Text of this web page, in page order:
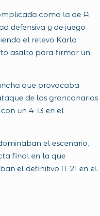
como la de A
defensiva y de juego
el relevo Karla
asalto para firmar un
que provocaba
de las grancanarias
un 4-13 en el
el escenario,
final en la que
el definitivo 11-21 en el